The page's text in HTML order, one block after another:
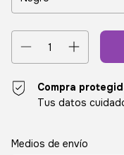
Compra
Tus datos
Entregas para el CP:
Medios de envío